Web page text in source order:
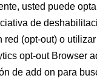
usted puede
de
red (opt-out) o
opt-out Browser
de add on para